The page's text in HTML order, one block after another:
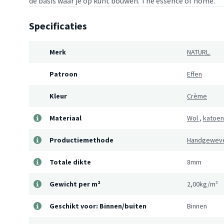
Specificaties
Merk NATURL.
Patroon Effen
Kleur Crème
Materiaal Wol , katoen
Productiemethode
Totale dikte 8mm
Gewicht per m² 2,00kg/m²
Geschikt voor: Binnen/buiten Binnen